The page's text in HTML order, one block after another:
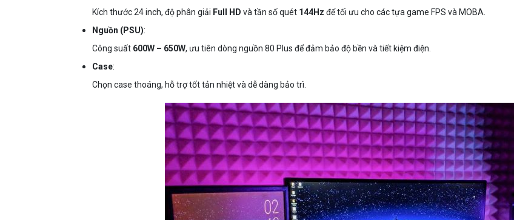
Kích thước 24 inch, độ phân giải Full HD và tần số quét 144Hz để tối ưu cho các tựa game FPS và MOBA.
Nguồn (PSU):
Công suất 600W – 650W, ưu tiên dòng nguồn 80 Plus để đảm bảo độ bền và tiết kiệm điện.
Case:
Chọn case thoáng, hỗ trợ tốt tản nhiệt và dễ dàng bảo trì.